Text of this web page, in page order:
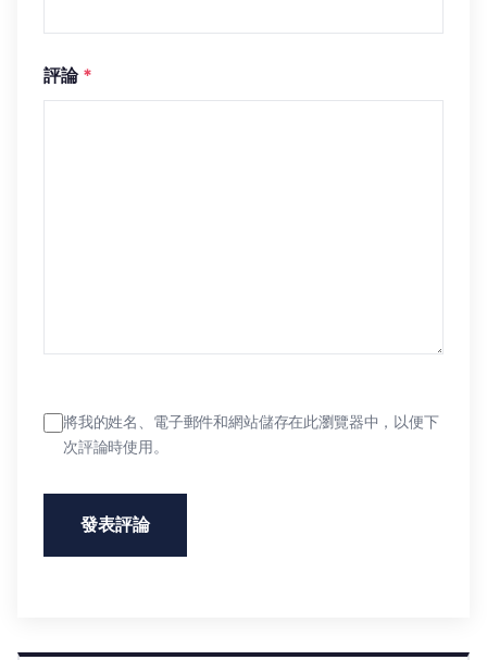
評論 *
將我的姓名、電子郵件和網站儲存在此瀏覽器中，以便下
次評論時使用。